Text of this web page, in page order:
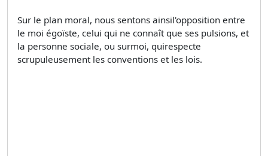
Sur le plan moral, nous sentons ainsil'opposition entre
le moi égoïste, celui qui ne connaît que ses pulsions, et
la personne sociale, ou surmoi, quirespecte
scrupuleusement les conventions et les lois.